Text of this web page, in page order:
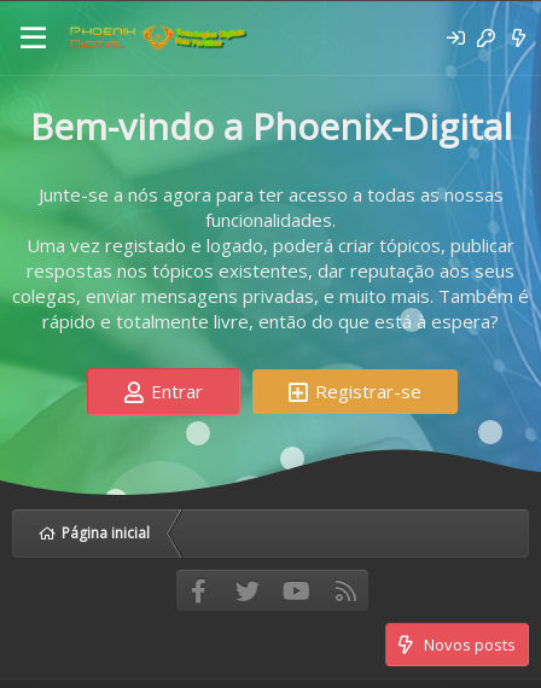
Bem-vindo a Phoenix-Digital
Junte-se a nós agora para ter acesso a todas as nossas
funcionalidades.
Uma vez registado e logado, poderá criar tópicos, publicar
respostas nos tópicos existentes, dar reputação aos seus
colegas, enviar mensagens privadas, e muito mais. Também é
rápido e totalmente livre, então do que está à espera?
Entrar Registrar-se
Página inicial
FacebookTwitter youtube
Novos posts